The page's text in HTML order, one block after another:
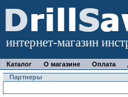
интернет-магазин
Каталог О магазине Оплата
Партнеры